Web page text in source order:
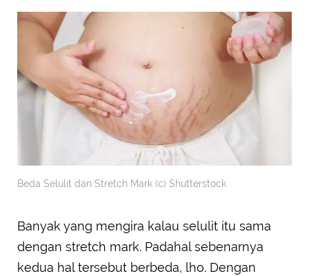
Beda Selulit dan Stretch Mark (c) Shutterstock
Banyak yang mengira kalau selulit itu sama
dengan stretch mark. Padahal sebenarnya
kedua hal tersebut berbeda, lho. Dengan